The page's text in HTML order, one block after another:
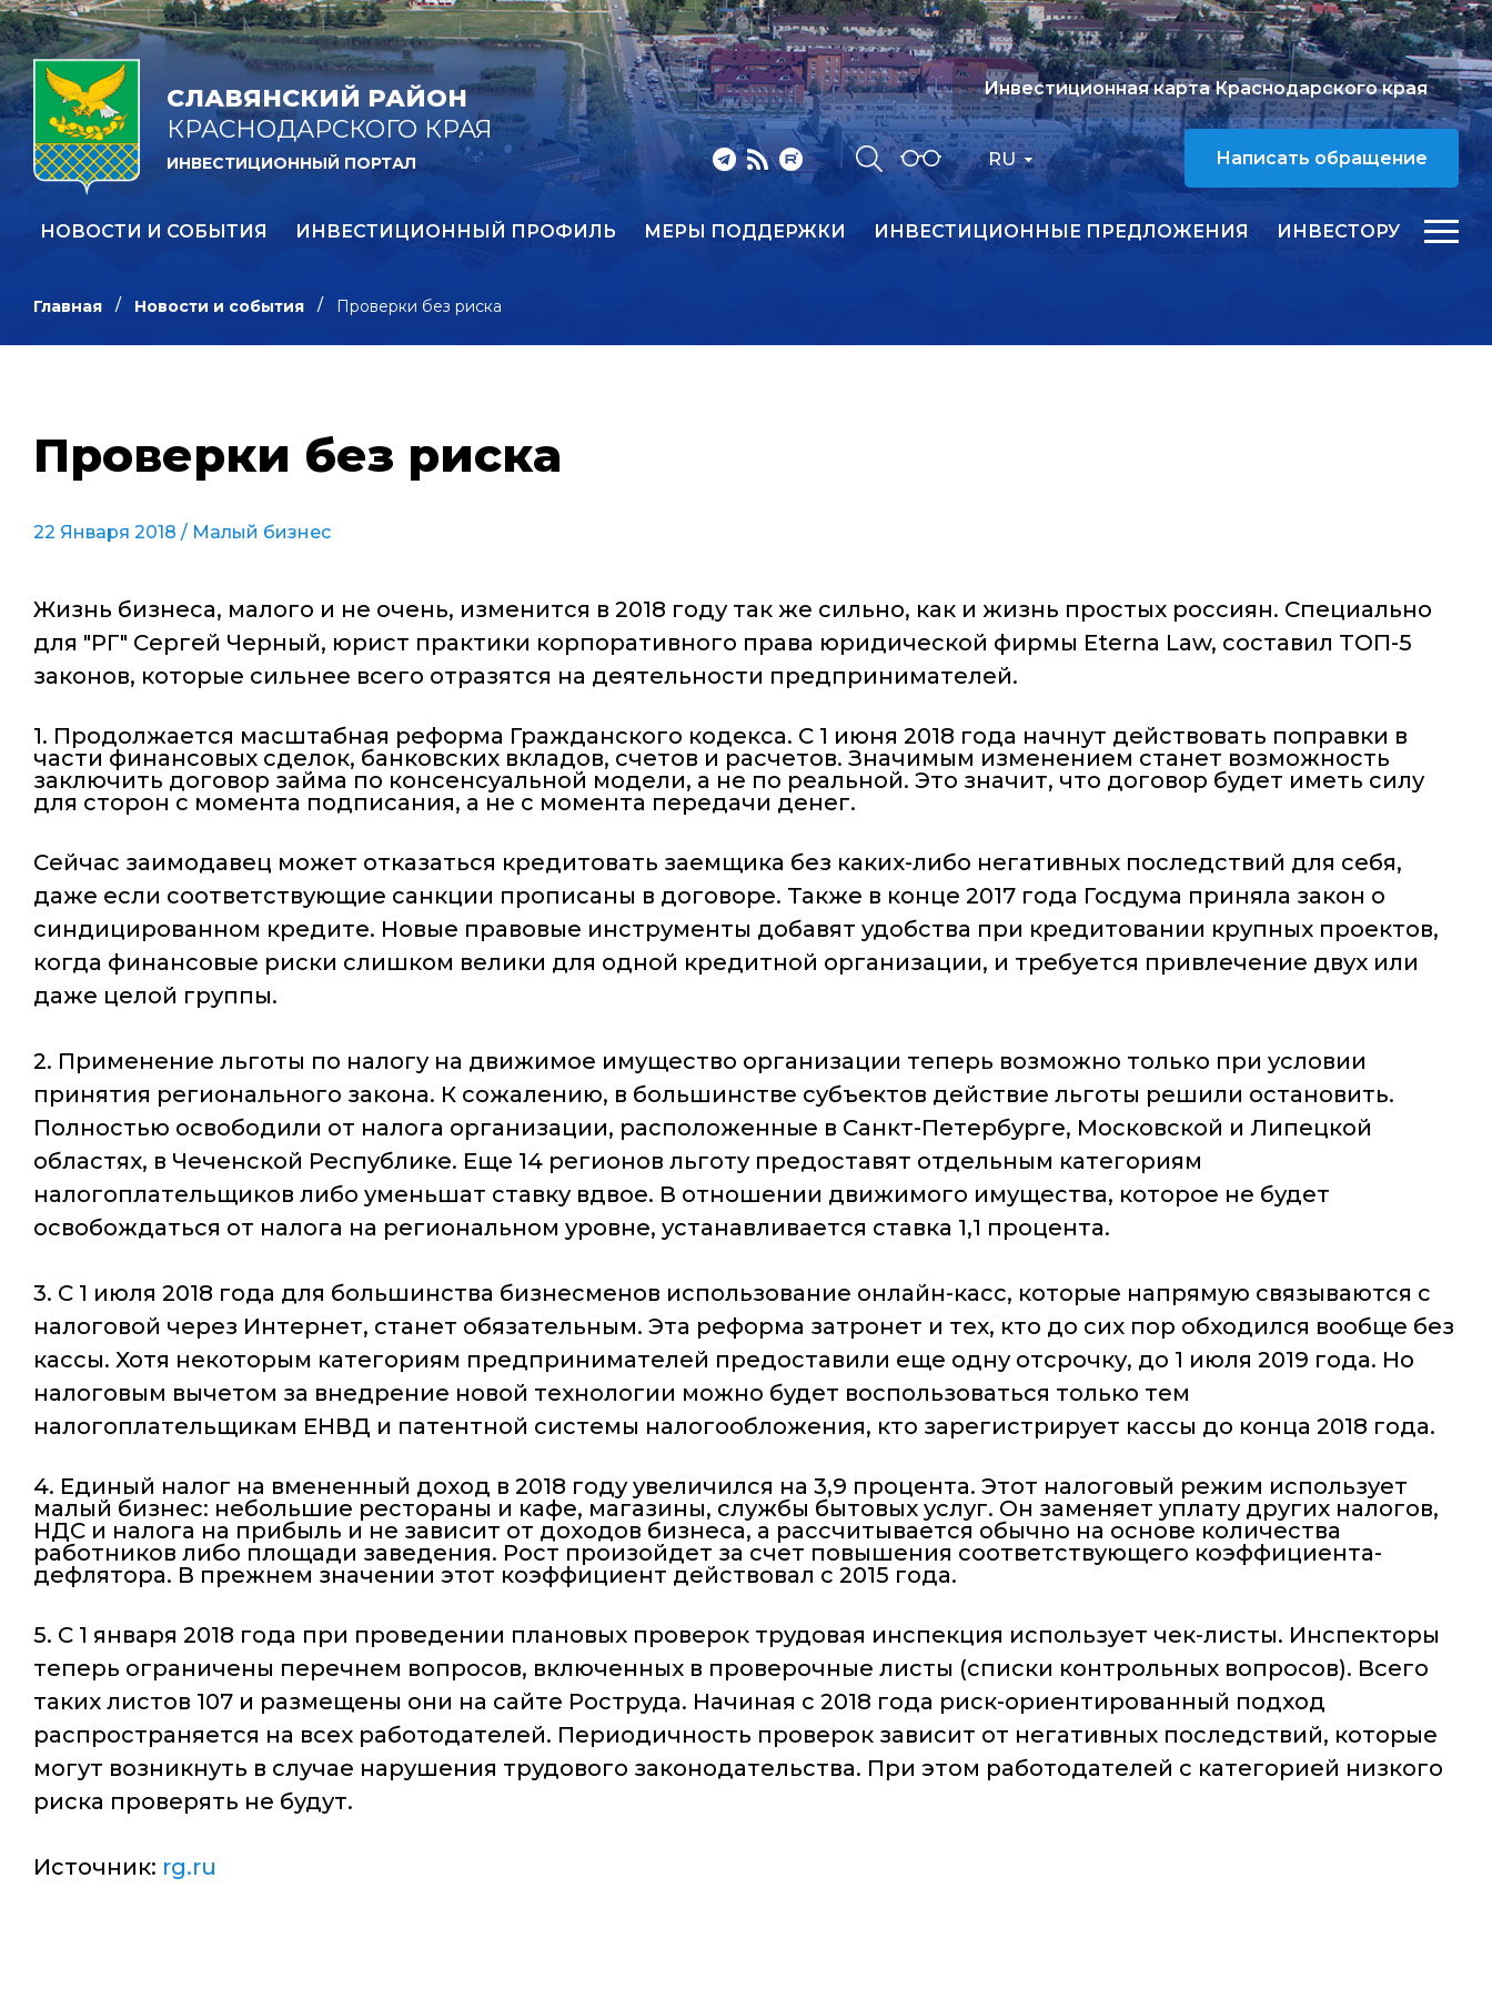
СЛАВЯНСКИЙ РАЙОН
КРАСНОДАРСКОГО КРАЯ
ИНВЕСТИЦИОННЫЙ ПОРТАЛ RU
Инвестиционная карта Краснодарского края
Написать обращение
НОВОСТИ И СОБЫТИЯ ИНВЕСТИЦИОННЫЙ ПРОФИЛЬ МЕРЫ ПОДДЕРЖКИ ИНВЕСТИЦИОННЫЕ ПРЕДЛОЖЕНИЯ ИНВЕСТОРУ
Главная Новости и события Проверки без риска
Проверки без риска
22 Января 2018 / Малый бизнес
Жизнь бизнеса, малого и не очень, изменится в 2018 году так же сильно, как и жизнь простых россиян. Специально
для "РГ" Сергей Черный, юрист практики корпоративного права юридической фирмы Eterna Law, составил ТОП-5
законов, которые сильнее всего отразятся на деятельности предпринимателей.
1. Продолжается масштабная реформа Гражданского кодекса. С 1 июня 2018 года начнут действовать поправки в
части финансовых сделок, банковских вкладов, счетов и расчетов. Значимым изменением станет возможность
заключить договор займа по консенсуальной модели, а не по реальной. Это значит, что договор будет иметь силу
для сторон с момента подписания, а не с момента передачи денег.
Сейчас заимодавец может отказаться кредитовать заемщика без каких-либо негативных последствий для себя,
даже если соответствующие санкции прописаны в договоре. Также в конце 2017 года Госдума приняла закон о
синдицированном кредите. Новые правовые инструменты добавят удобства при кредитовании крупных проектов,
когда финансовые риски слишком велики для одной кредитной организации, и требуется привлечение двух или
даже целой группы.
2. Применение льготы по налогу на движимое имущество организации теперь возможно только при условии
принятия регионального закона. К сожалению, в большинстве субъектов действие льготы решили остановить.
Полностью освободили от налога организации, расположенные в Санкт-Петербурге, Московской и Липецкой
областях, в Чеченской Республике. Еще 14 регионов льготу предоставят отдельным категориям
налогоплательщиков либо уменьшат ставку вдвое. В отношении движимого имущества, которое не будет
освобождаться от налога на региональном уровне, устанавливается ставка 1,1 процента.
3. С 1 июля 2018 года для большинства бизнесменов использование онлайн-касс, которые напрямую связываются с
налоговой через Интернет, станет обязательным. Эта реформа затронет и тех, кто до сих пор обходился вообще без
кассы. Хотя некоторым категориям предпринимателей предоставили еще одну отсрочку, до 1 июля 2019 года. Но
налоговым вычетом за внедрение новой технологии можно будет воспользоваться только тем
налогоплательщикам ЕНВД и патентной системы налогообложения, кто зарегистрирует кассы до конца 2018 года.
4. Единый налог на вмененный доход в 2018 году увеличился на 3,9 процента. Этот налоговый режим использует
малый бизнес: небольшие рестораны и кафе, магазины, службы бытовых услуг. Он заменяет уплату других налогов,
НДС и налога на прибыль и не зависит от доходов бизнеса, а рассчитывается обычно на основе количества
работников либо площади заведения. Рост произойдет за счет повышения соответствующего коэффициента-
дефлятора. В прежнем значении этот коэффициент действовал с 2015 года.
5. С 1 января 2018 года при проведении плановых проверок трудовая инспекция использует чек-листы. Инспекторы
теперь ограничены перечнем вопросов, включенных в проверочные листы (списки контрольных вопросов). Всего
таких листов 107 и размещены они на сайте Роструда. Начиная с 2018 года риск-ориентированный подход
распространяется на всех работодателей. Периодичность проверок зависит от негативных последствий, которые
могут возникнуть в случае нарушения трудового законодательства. При этом работодателей с категорией низкого
риска проверять не будут.
Источник: rg.ru